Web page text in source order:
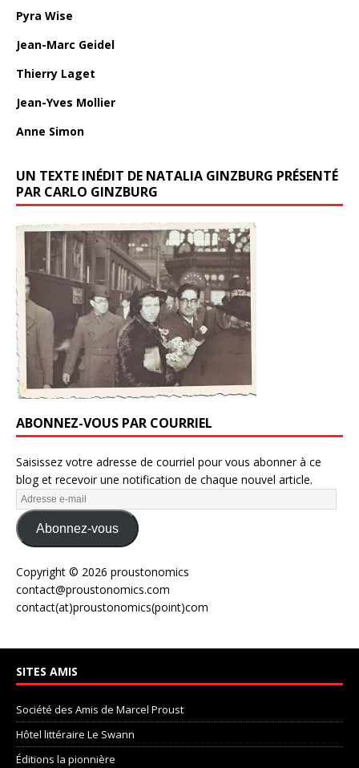
Pyra Wise
Jean-Marc Geidel
Thierry Laget
Jean-Yves Mollier
Anne Simon
UN TEXTE INÉDIT DE NATALIA GINZBURG PRÉSENTÉ
PAR CARLO GINZBURG
ABONNEZ-VOUS PAR COURRIEL
Saisissez votre adresse de courriel pour vous abonner à ce
blog et recevoir une notification de chaque nouvel article.
Abonnez-vous
Copyright © 2026 proustonomics
contact@proustonomics.com
contact(at)proustonomics(point)com
SITES AMIS
Société des Amis de Marcel Proust
Hôtel littéraire Le Swann
Éditions la pionnière